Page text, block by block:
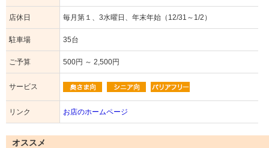
店休日 毎月第１、3水曜日、年末年始（12/31～1/2）
駐車場 35台
ご予算 500円 ～ 2,500円
サービス
リンク お店のホームページ
オススメ